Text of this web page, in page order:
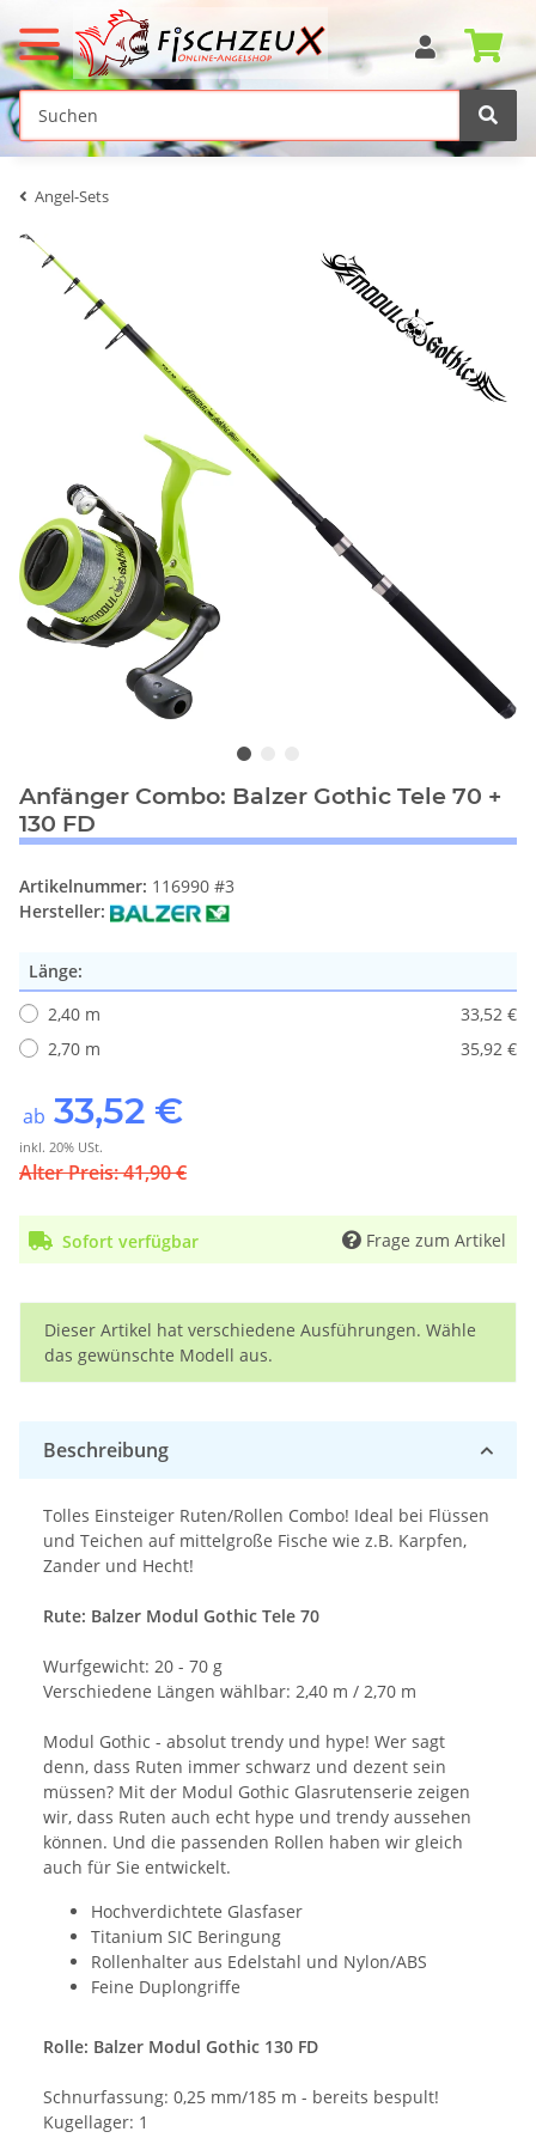
Angel-Sets
Anfänger Combo: Balzer Gothic Tele 70 +
130 FD
Artikelnummer: 116990 #3
Hersteller:
Länge:
2,40 m
33,52 €
2,70 m
35,92 €
ab 33,52 €
inkl. 20% USt.
Alter Preis: 41,90 €
Sofort verfügbar Frage zum Artikel
x
Dieser Artikel hat verschiedene Ausführungen. Wähle
das gewünschte Modell aus.
Beschreibung
Tolles Einsteiger Ruten/Rollen Combo! Ideal bei Flüssen
und Teichen auf mittelgroße Fische wie z.B. Karpfen,
Zander und Hecht!
Rute: Balzer Modul Gothic Tele 70
Wurfgewicht: 20 - 70 g
Verschiedene Längen wählbar: 2,40 m / 2,70 m
Modul Gothic - absolut trendy und hype! Wer sagt
denn, dass Ruten immer schwarz und dezent sein
müssen? Mit der Modul Gothic Glasrutenserie zeigen
wir, dass Ruten auch echt hype und trendy aussehen
können. Und die passenden Rollen haben wir gleich
auch für Sie entwickelt.
Hochverdichtete Glasfaser
Titanium SIC Beringung
Rollenhalter aus Edelstahl und Nylon/ABS
Feine Duplongriffe
Rolle: Balzer Modul Gothic 130 FD
Schnurfassung: 0,25 mm/185 m - bereits bespult!
Kugellager: 1